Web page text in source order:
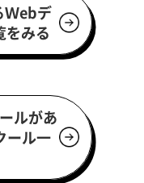
Ｗebデ
をみる
ルがあ
ール一